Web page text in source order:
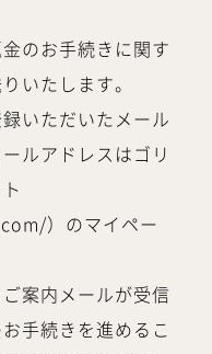
のお手続きに関す
いたします。
いただいたメール
ルアドレスはゴリ
）のマイペー
案内メールが受信
手続きを進めるこ